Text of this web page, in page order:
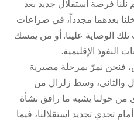
فرصة استقلال جديد بعد
بعدهما مجدداً، في صراعات
تلك الوصاية علينا. أو من يمسك
النفوذ الإقليمية.
فنحن نمرّ بمرحلة مصيرية
والثاني، وسط زلزال من
من حولنا يشبه ما رافق نشأة
تحدي تجديد استقلالنا، فيما